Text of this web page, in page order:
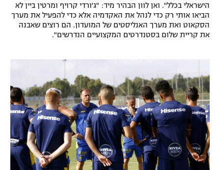
הישראלי בכלל". ואן לוון הבהיר מיד: "ג'ורדי קרויף ומרטין ביין לא
הביאו אותי רק כדי לנהל את האקדמיה אלא כדי להפעיל את מערך
הסקאוט ואת מערך האנליסטים של המועדון. הם רוצים שאבנה
את קריית שלום בסטנדרטים המקצועיים הנדרשים".